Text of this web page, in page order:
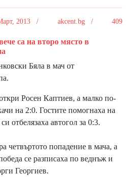
2013 / akcent.bg / 409
са на второ място в
Бяла в мач от
Росен Каптиев, а малко по-
на 2:0. Гостите помогнаха на
отбелязаха автогол за 0:3.
четвъртото попадение в мача, а
се разписаха по веднъж и
Георгиев.